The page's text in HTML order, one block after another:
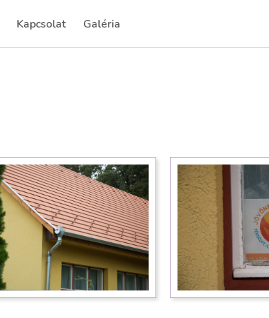
Kapcsolat
(current) Galéria